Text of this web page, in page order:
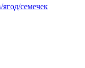
семечек